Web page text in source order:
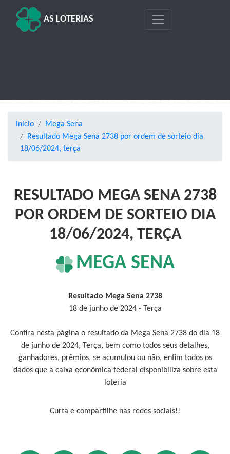
AS LOTERIAS
Início
Mega Sena
Resultado Mega Sena 2738 por ordem de sorteio dia
18/06/2024, terça
RESULTADO MEGA SENA 2738
POR ORDEM DE SORTEIO DIA
18/06/2024, TERÇA
MEGA SENA
Resultado Mega Sena 2738
18 de junho de 2024 - Terça
Confira nesta página o resultado da Mega Sena 2738 do dia 18
de junho de 2024, Terça, bem como todos seus detalhes,
ganhadores, prêmios, se acumulou ou não, enfim todos os
dados que a caixa econômica federal disponibiliza sobre esta
loteria
Curta e compartilhe nas redes sociais!!